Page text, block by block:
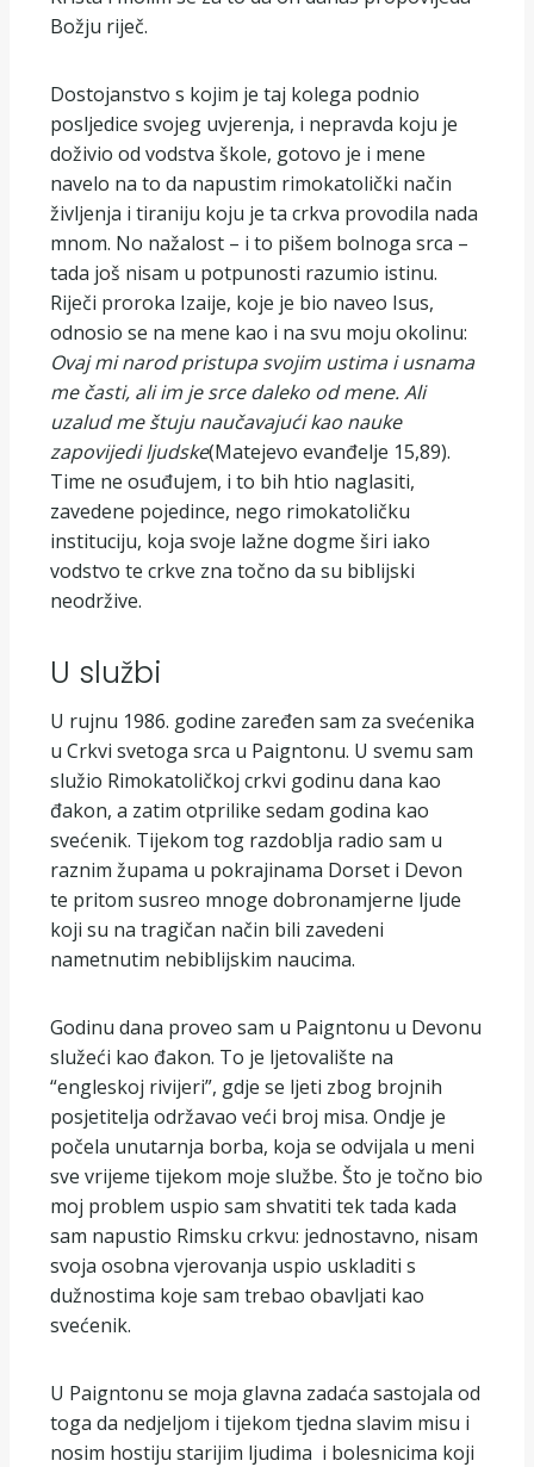
Božju riječ.
Dostojanstvo s kojim je taj kolega podnio
posljedice svojeg uvjerenja, i nepravda koju je
doživio od vodstva škole, gotovo je i mene
navelo na to da napustim rimokatolički način
življenja i tiraniju koju je ta crkva provodila nada
mnom. No nažalost – i to pišem bolnoga srca –
tada još nisam u potpunosti razumio istinu.
Riječi proroka Izaije, koje je bio naveo Isus,
odnosio se na mene kao i na svu moju okolinu:
Ovaj mi narod pristupa svojim ustima i usnama
me časti, ali im je srce daleko od mene. Ali
uzalud me štuju naučavajući kao nauke
zapovijedi ljudske(Matejevo evanđelje 15,89).
Time ne osuđujem, i to bih htio naglasiti,
zavedene pojedince, nego rimokatoličku
instituciju, koja svoje lažne dogme širi iako
vodstvo te crkve zna točno da su biblijski
neodržive.
U službi
U rujnu 1986. godine zaređen sam za svećenika
u Crkvi svetoga srca u Paigntonu. U svemu sam
služio Rimokatoličkoj crkvi godinu dana kao
đakon, a zatim otprilike sedam godina kao
svećenik. Tijekom tog razdoblja radio sam u
raznim župama u pokrajinama Dorset i Devon
te pritom susreo mnoge dobronamjerne ljude
koji su na tragičan način bili zavedeni
nametnutim nebiblijskim naucima.
Godinu dana proveo sam u Paigntonu u Devonu
služeći kao đakon. To je ljetovalište na
“engleskoj rivijeri”, gdje se ljeti zbog brojnih
posjetitelja održavao veći broj misa. Ondje je
počela unutarnja borba, koja se odvijala u meni
sve vrijeme tijekom moje službe. Što je točno bio
moj problem uspio sam shvatiti tek tada kada
sam napustio Rimsku crkvu: jednostavno, nisam
svoja osobna vjerovanja uspio uskladiti s
dužnostima koje sam trebao obavljati kao
svećenik.
U Paigntonu se moja glavna zadaća sastojala od
toga da nedjeljom i tijekom tjedna slavim misu i
nosim hostiju starijim ljudima i bolesnicima koji